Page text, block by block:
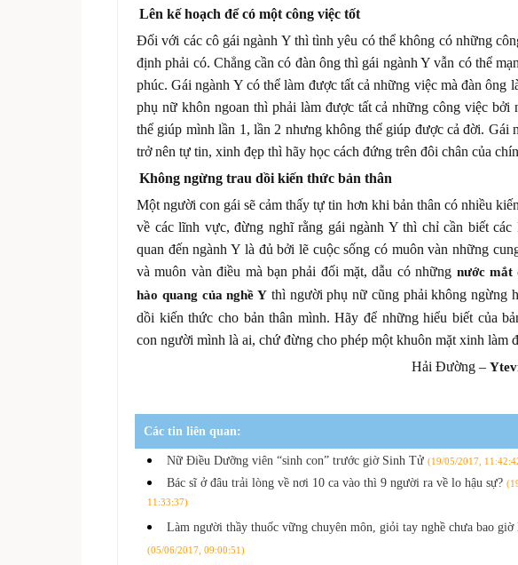
Lên kế hoạch để có một công việc tốt
Đối với các cô gái ngành Y thì tình yêu có thể không có những
định phải có. Chẳng cần có đàn ông thì gái ngành Y vẫn có thể
phúc. Gái ngành Y có thể làm được tất cả những việc mà đàn ông
phụ nữ khôn ngoan thì phải làm được tất cả những công việc bởi
thể giúp mình lần 1, lần 2 nhưng không thể giúp được cả đời. Gái
trở nên tự tin, xinh đẹp thì hãy học cách đứng trên đôi chân của
Không ngừng trau dồi kiến thức bản thân
Một người con gái sẽ cảm thấy tự tin hơn khi bản thân có nhiều
về các lĩnh vực, đừng nghĩ rằng gái ngành Y thì chỉ cần biết các
quan đến ngành Y là đủ bởi lẽ cuộc sống có muôn vàn những
và muôn vàn điều mà bạn phải đối mặt, dẫu có những nước mắt
hào quang của nghề Y thì người phụ nữ cũng phải không ngừng
dồi kiến thức cho bản thân mình. Hãy để những hiểu biết của
con người mình là ai, chứ đừng cho phép một khuôn mặt xinh làm
Hải Đường –
Các tin liên quan:
Nữ Điều Dưỡng viên “sinh con” trước giờ Sinh Tử (19/05/2017,
Bác sĩ ở đâu trải lòng về nơi 10 ca vào thì 9 người ra về lo hậu sự?
11:33:37)
Làm người thầy thuốc vững chuyên môn, giỏi tay nghề chưa bao giờ
(05/06/2017, 09:00:51)